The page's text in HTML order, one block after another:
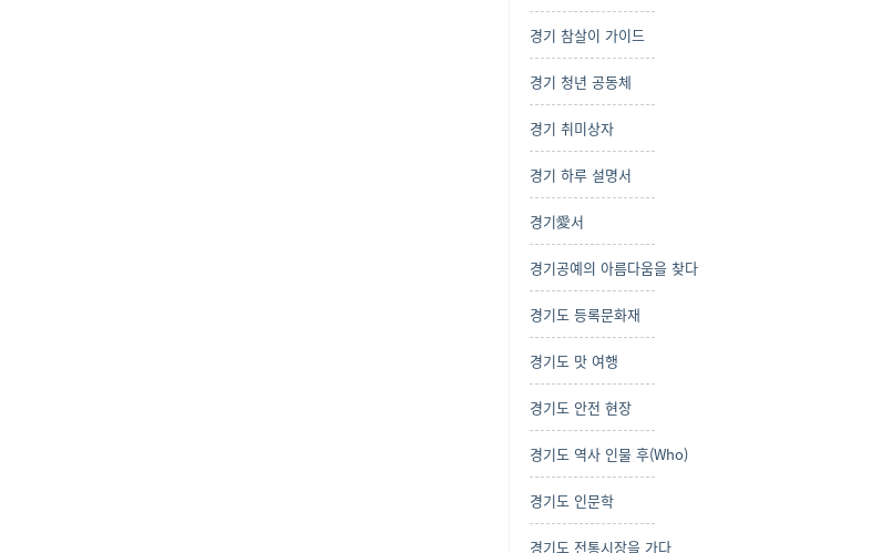
경기 참살이 가이드
경기 청년 공동체
경기 취미상자
경기 하루 설명서
경기愛서
경기공예의 아름다움을 찾다
경기도 등록문화재
경기도 맛 여행
경기도 안전 현장
경기도 역사 인물 후(Who)
경기도 인문학
경기도 전통시장을 가다